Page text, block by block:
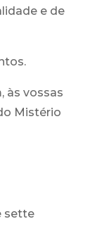
e de
às vossas
Mistério
sette